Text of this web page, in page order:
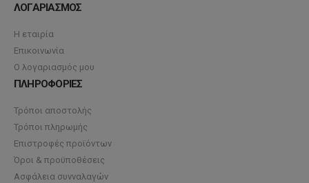
ΛΟΓΑΡΙΑΣΜΟΣ
Η εταιρία
Επικοινωνία
Ο λογαριασμός μου
ΠΛΗΡΟΦΟΡΙΕΣ
Τρόποι αποστολής
Τρόποι πληρωμής
Επιστροφές προϊόντων
Όροι & προϋποθέσεις
Ασφάλεια συνναλαγών